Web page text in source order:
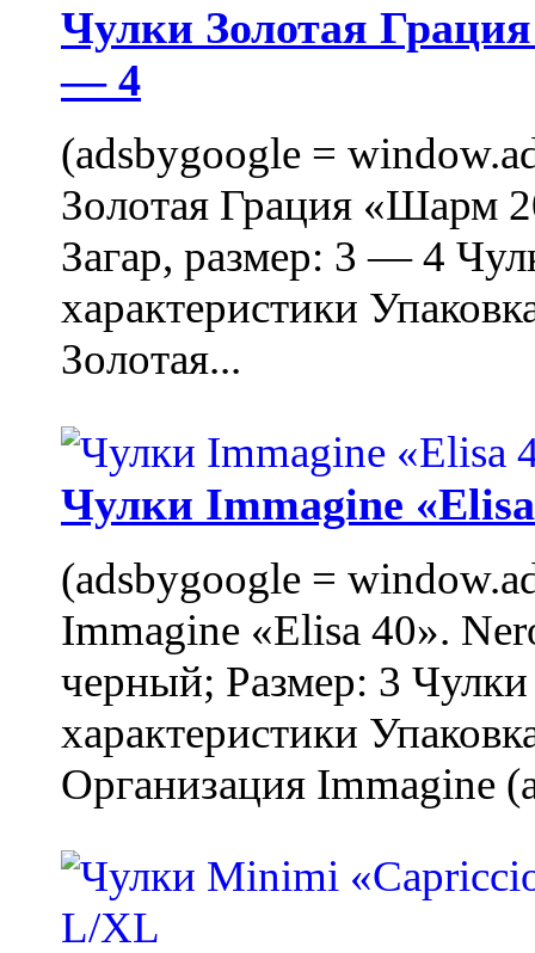
Чулки Золотая
— 4
(adsbygoogle =
Золотая Грация «Шарм
Загар, размер: 3 — 4
характеристики
Золотая...
Чулки Immagine
(adsbygoogle =
Immagine «Elisa 40».
черный; Размер: 3
характеристики
Организация Immagine